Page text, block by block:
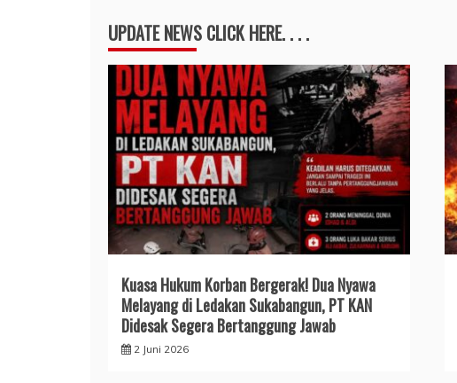
UPDATE NEWS CLICK HERE. . . .
Kuasa Hukum Korban Bergerak! Dua Nyawa
Melayang di Ledakan Sukabangun, PT KAN
Didesak Segera Bertanggung Jawab
2 Juni 2026